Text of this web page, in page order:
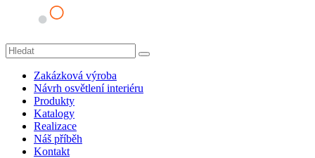
Zakázková výroba
Návrh osvětlení interiéru
Produkty
Katalogy
Realizace
Náš příběh
Kontakt